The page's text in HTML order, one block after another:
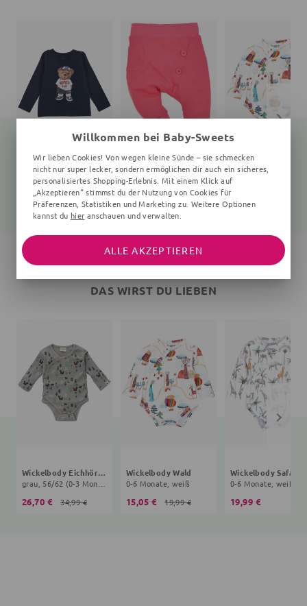
Langarmshirt Teddybär
navy
25,99 €
Hose
rot
22,99 €
Wickelbody Wald
0-6 Monate, weiß
15,05 €
DAS WIRST DU LIEBEN
Wickelbody Eichhörnchen
grau, 56/62 (0-3 Monate)
26,70 € 34,99 €
Wickelbody Wald
0-6 Monate, weiß
15,05 € 19,99 €
0-6 Monate, weiß
19,99 €
Willkommen bei Baby-Sweets
Wir lieben Cookies! Von wegen kleine Sünde – sie schmecken
nicht nur super lecker, sondern ermöglichen dir auch ein sicheres,
personalisiertes Shopping-Erlebnis. Mit einem Klick auf
„Akzeptieren“ stimmst du der Nutzung von Cookies für
Präferenzen, Statistiken und Marketing zu. Weitere Optionen
kannst du hier anschauen und verwalten.
ALLE AKZEPTIEREN